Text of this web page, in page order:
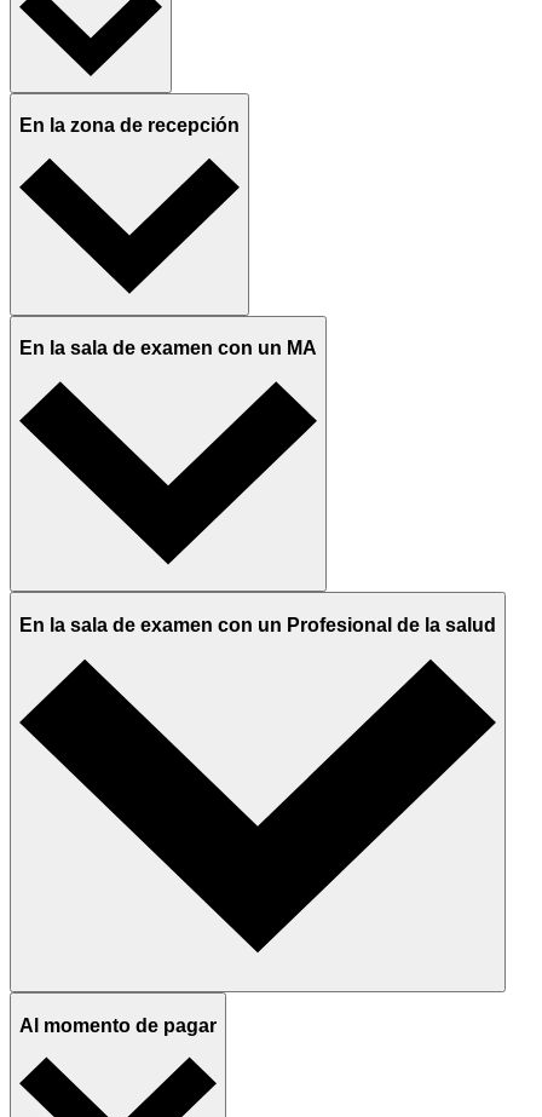
En la zona de recepción
En la sala de examen con un MA
En la sala de examen con un Profesional de la salud
Al momento de pagar